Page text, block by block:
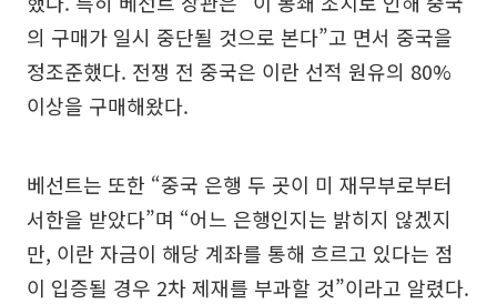
의 구매가 일시 중단될 것으로 본다”고 면서 중국을
정조준했다. 전쟁 전 중국은 이란 선적 원유의 80%
이상을 구매해왔다.
베선트는 또한 “중국 은행 두 곳이 미 재무부로부터
서한을 받았다”며 “어느 은행인지는 밝히지 않겠지
만, 이란 자금이 해당 계좌를 통해 흐르고 있다는 점
이 입증될 경우 2차 제재를 부과할 것”이라고 알렸다.